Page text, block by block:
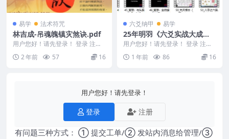
易学 法术符咒
林吉成-吊魂魄镇灾煞诀.pdf
用户您好！请先登录！ 登录 注册
林吉成-吊魂魄镇灾煞诀.pdf 2501
094...2 年前 57 16
六爻纳甲 易学
25年明羽《六爻实战大成
班》教学视频59集Y
用户您好！请先登录！ 登录 注册
25年明羽《六爻实战大成班》教学
视频59集Y ...
1 年前 86 16
用户您好！请先登录！
登录 注册
有问题三种方式： ① 提交工单/② 发站内消息给管理/③